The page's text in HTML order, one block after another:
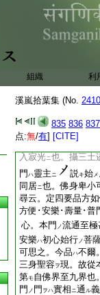
組織 利
溪嵐拾葉集 (No.
835 836 837
点:無/有] [CITE]
故成佛界ト也。
十界同時
皆
已上二義七衆通受
云。此條尤可得意
二門ニハ不出也。迹
向因也。其故
本門 本實成以來ノ
垂迹
見タリ
三變
入寂光ニ也。攝三土
門 ハ靈主ニ 説キ始メ
同居ニ也。佛身卑小
尋云。定四要品方
方便･安樂･壽量･普
心。本門 ノ流通至極
安樂ハ初心始行ノ菩
可思之。今品ハ不爾
三身聖容ヲ現。故從
第モ自佛界至九界也
門 ノ 門 ヲハ實相ニ通ル